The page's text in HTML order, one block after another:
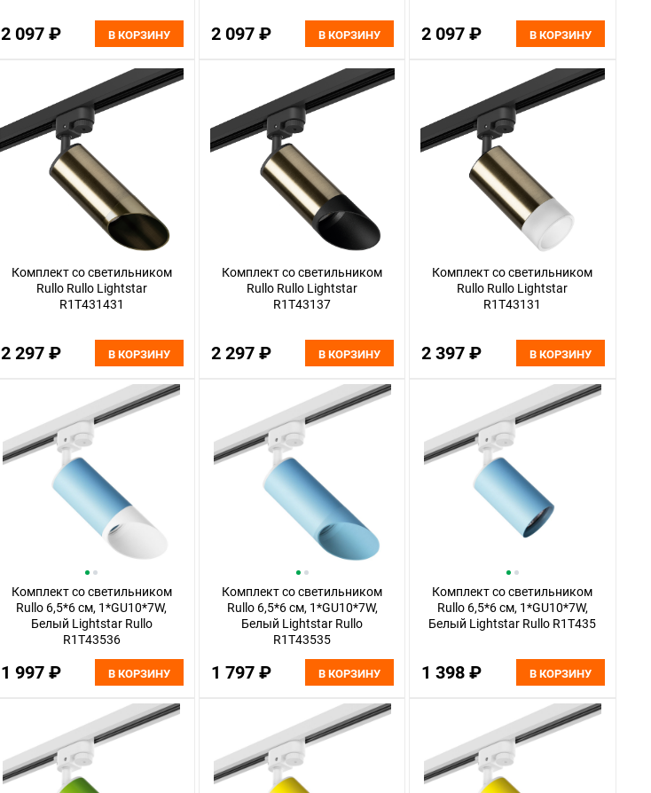
2 097 ₽ В КОРЗИНУ 2 097 ₽ В КОРЗИНУ 2 097 ₽ В КОРЗИНУ
Комплект со светильником
Rullo Rullo Lightstar
R1T431431
2 297 ₽ В КОРЗИНУ
Комплект со светильником
Rullo Rullo Lightstar
R1T43137
2 297 ₽ В КОРЗИНУ
Комплект со светильником
Rullo Rullo Lightstar
R1T43131
2 397 ₽ В КОРЗИНУ
Комплект со светильником
Rullo 6,5*6 см, 1*GU10*7W,
Белый Lightstar Rullo
R1T43536
1 997 ₽ В КОРЗИНУ
Комплект со светильником
Rullo 6,5*6 см, 1*GU10*7W,
Белый Lightstar Rullo
R1T43535
1 797 ₽ В КОРЗИНУ
Комплект со светильником
Rullo 6,5*6 см, 1*GU10*7W,
Белый Lightstar Rullo R1T435
1 398 ₽ В КОРЗИНУ